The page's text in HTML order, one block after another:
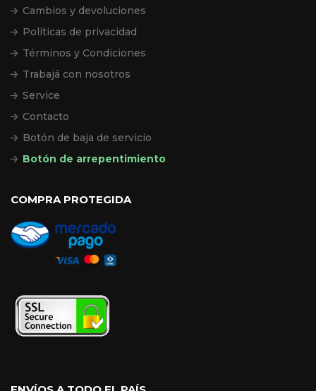
Cambios y devoluciones
Políticas de privacidad
Términos y Condiciones
Trabajá con nosotros
Service
Contacto
Botón de baja de servicio
Botón de arrepentimiento
COMPRA PROTEGIDA